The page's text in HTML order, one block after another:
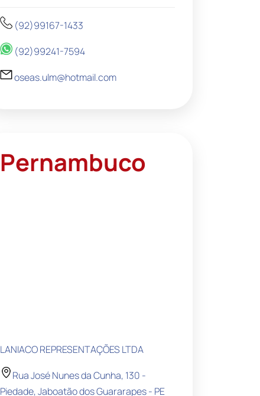
(92)99167-1433
(92)99241-7594
oseas.ulm@hotmail.com
Pernambuco
LANIACO REPRESENTAÇÕES LTDA
Rua José Nunes da Cunha, 130 -
Piedade, Jaboatão dos Guararapes - PE